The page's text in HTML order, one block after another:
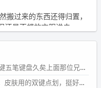
搬过来的东西还得归置，
是不想放衣服进去。
？？碎雨集_沉冰浮水_
tag/%E7%A2%8E%E9%9
我也是触宝以后苦于没有趁手的14键五笔键盘久矣上面那位兄台用的百度双键点划布局我也用过很久，那个皮肤做得很粗糙，个别键位的触发区域是错位的，快速打字时很容易出错，修改它的皮肤文件校正后勉强能用，但早年出的皮肤分辨率太低，实在谈不上美观。百度小米定制版的商店里有一个"小黑板"皮肤还不错(百度官方输入法商店里没有)，但那个风格我不喜欢这两天找到了一个叫"森林集"的公众号，开发了海量的皮肤，很多都有14键版本，付费但很便宜，几块钱，终于有自己满意的输入法了搜了一下，这个工作室还是百度的官方合作伙伴，不知道为什么14键作品都不在官方商店上架，难道是百度官方在刻意放弃14键？
我电脑小狼毫，安卓手机百度五笔，皮肤用的双键点划，挺好的。